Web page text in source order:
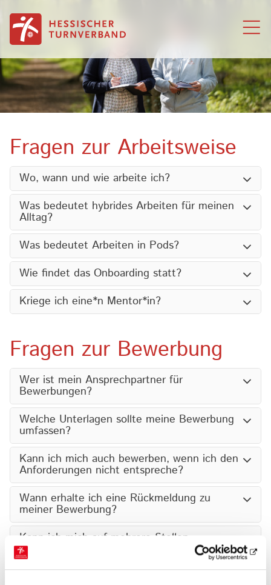
Fragen zur Arbeitsweise
Wo, wann und wie arbeite ich?
Was bedeutet hybrides Arbeiten für meinen
Alltag?
Was bedeutet Arbeiten in Pods?
Wie findet das Onboarding statt?
Kriege ich eine*n Mentor*in?
Fragen zur Bewerbung
Wer ist mein Ansprechpartner für
Bewerbungen?
Welche Unterlagen sollte meine Bewerbung
umfassen?
Kann ich mich auch bewerben, wenn ich den
Anforderungen nicht entspreche?
Wann erhalte ich eine Rückmeldung zu
meiner Bewerbung?
Kann ich mich auf mehrere Stellen
gleichzeitig bewerben?